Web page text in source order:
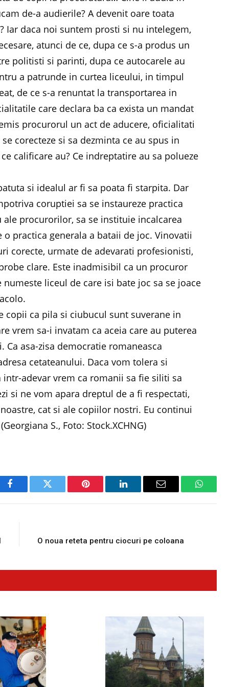
de-a audierile? A devenit oare toata
Iar daca noi suntem prosti si nu intelegem,
atunci de ce, dupa ce s-a produs un
politisti si parinti, dupa ce autocarele au
a patrunde in curtea liceului, in timpul
de ce s-a renuntat la transportarea in
care declara ba ca exista un mandat
procurorul un act de aducere, oficialitati
corecteze si sa dezminta ce au spus in
calificare au? Ce indreptatire au sa polueze
si idealul ar fi sa poata fi starpita. Dar
coruptiei sa se instaureze practica
procurorilor, sa se instituie incalcarea
practica generala a bataii de joc. Vinovatii
corecte, urmate de adevarati profesionisti,
clare. Este inadmisibil ca un procuror
liceul de care isi bate joc sa se joace
copii ca pila si ciubucul sunt suverane in
vrem sa-i invatam ca aceia care au puterea
asa-zisa democratie romaneasca
cetateanului. Daca vom tolera si
adevar vrem ca romanii sa fie siliti sa
si ne vom apara dreptul de a fi respectati,
cat si ale copiilor nostri. Eu continui
S., Foto: Stock.XCHNG)
Facebook Twitter Pinterest LinkedIn Email
O noua reteta pentru ciocuri pe coloana